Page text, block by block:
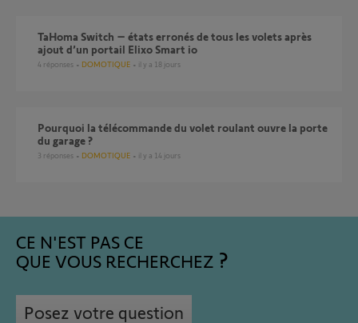
TaHoma Switch – états erronés de tous les volets après
ajout d’un portail Elixo Smart io
4 réponses DOMOTIQUE il y a 18 jours
pourquoi la télécommande du volet roulant ouvre la porte
du garage ?
3 réponses DOMOTIQUE il y a 14 jours
CE N'EST PAS CE
QUE VOUS RECHERCHEZ
Posez votre question